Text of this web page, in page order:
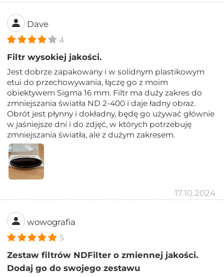
Dave
4
Filtr wysokiej jakości.
Jest dobrze zapakowany i w solidnym plastikowym
etui do przechowywania, łączę go z moim
obiektywem Sigma 16 mm. Filtr ma duży zakres do
zmniejszania światła ND 2-400 i daje ładny obraz.
Obrót jest płynny i dokładny, będę go używać głównie
w jaśniejsze dni i do zdjęć, w których potrzebuję
zmniejszania światła, ale z dużym zakresem.
17.10.2024
wowografia
5
Zestaw filtrów NDFilter o zmiennej jakości.
Dodaj go do swojego zestawu